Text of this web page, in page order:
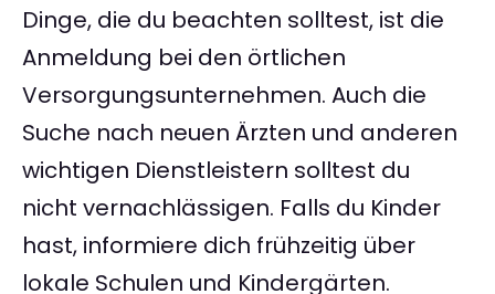
Dinge, die du beachten solltest, ist die
Anmeldung bei den örtlichen
Versorgungsunternehmen. Auch die
Suche nach neuen Ärzten und anderen
wichtigen Dienstleistern solltest du
nicht vernachlässigen. Falls du Kinder
hast, informiere dich frühzeitig über
lokale Schulen und Kindergärten.